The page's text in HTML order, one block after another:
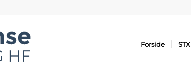
Forside STX